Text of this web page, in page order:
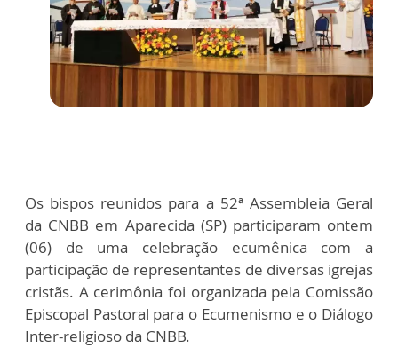
Os bispos reunidos para a 52ª Assembleia Geral
da CNBB em Aparecida (SP) participaram ontem
(06) de uma celebração ecumênica com a
participação de representantes de diversas igrejas
cristãs. A cerimônia foi organizada pela Comissão
Episcopal Pastoral para o Ecumenismo e o Diálogo
Inter-religioso da CNBB.